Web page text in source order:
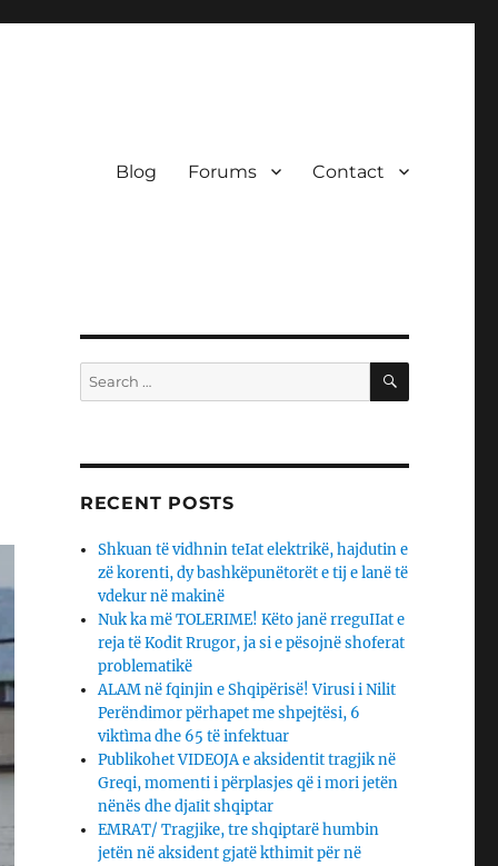
Blog Forums Contact
Search
for:
SEARCH
RECENT POSTS
Shkuan të vidhnin teIat elektrikë, hajdutin e
zë korenti, dy bashkëpunëtorët e tij e lanë të
vdekur në makinë
Nuk ka më TOLERIME! Këto janë rreguIIat e
reja të Kodit Rrugor, ja si e pësojnë shoferat
problematikë
ALAM në fqinjin e Shqipërisë! Virusi i Nilit
Perëndimor përhapet me shpejtësi, 6
viktìma dhe 65 të infektuar
Publikohet VIDEOJA e aksidentit tragjik në
Greqi, momenti i përplasjes që i mori jetën
nënës dhe djaΙit shqiptar
EMRAT/ Tragjike, tre shqiptarë humbin
jetën në aksident gjatë kthimit për në